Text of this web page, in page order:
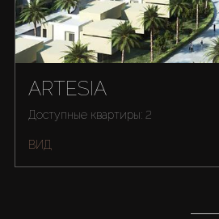
ARTESIA
Доступные квартиры: 2
ВИД